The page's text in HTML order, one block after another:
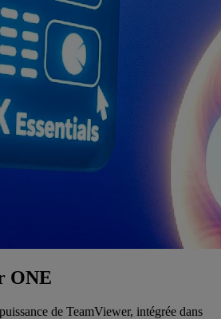
ONE
de TeamViewer, intégrée dans